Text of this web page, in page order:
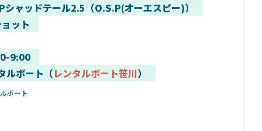
シャッドテール2.5（O.S.P(オーエスピー)）
ット
9:00
ルボート（レンタルボート笹川）
ボート